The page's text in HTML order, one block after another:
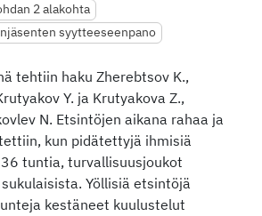
2 alakohta
syytteeseenpano
tehtiin haku Zherebtsov K.,
Y. ja Krutyakova Z.,
N. Etsintöjen aikana rahaa ja
kun pidätettyjä ihmisiä
tuntia, turvallisuusjoukot
Yöllisiä etsintöjä
kestäneet kuulustelut